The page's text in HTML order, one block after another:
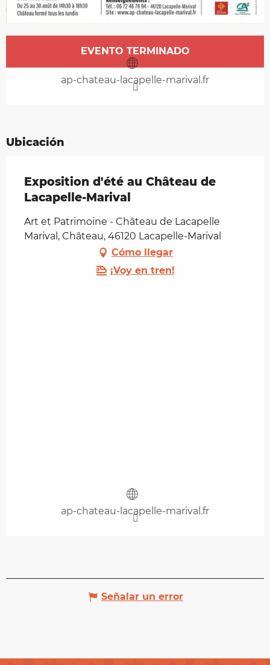
Horarios y datos de contacto
EVENTO TERMINADO
ap-chateau-lacapelle-marival.fr
Ubicación
Exposition d'été au Château de
Lacapelle-Marival
Art et Patrimoine - Château de Lacapelle
Marival, Château, 46120 Lacapelle-Marival
Cómo llegar
¡Voy en tren!
ap-chateau-lacapelle-marival.fr
Señalar un error